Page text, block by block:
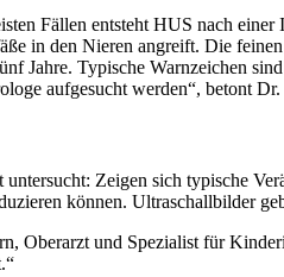
Fällen entsteht HUS nach
in den Nieren angreift. Die
Jahre. Typische Warnzeichen
aufgesucht werden“, betont Dr.
Zeigen sich typische
können. Ultraschallbilder
Oberarzt und Spezialist für